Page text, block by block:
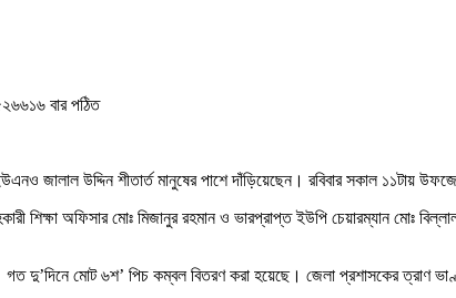
বার পঠিত
জালাল উদ্দিন শীতার্ত মানুষের পাশে দাঁড়িয়েছেন। রবিবার সকাল ১১টায়
শিক্ষা অফিসার মোঃ মিজানুর রহমান ও ভারপ্রাপ্ত ইউপি চেয়ারম্যান মোঃ
দু’দিনে মোট ৬শ’ পিচ কম্বল বিতরণ করা হয়েছে। জেলা প্রশাসকের ত্রাণ